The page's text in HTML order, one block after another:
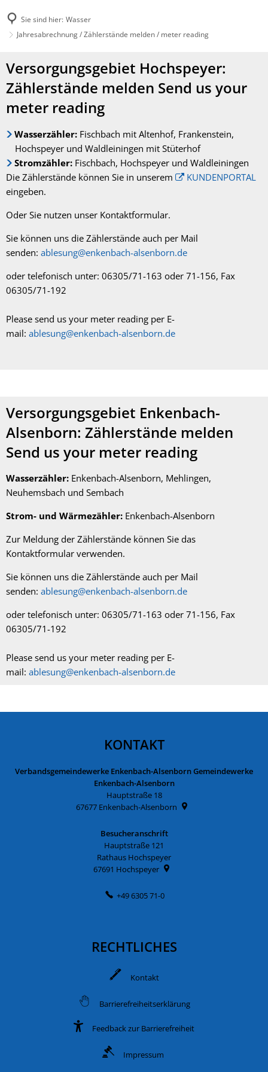
Sie sind hier: Wasser
Jahresabrechnung / Zählerstände melden / meter reading
Jahresabrechnung
Zählerstände
meter
reading
Versorgungsgebiet Hochspeyer:
Zählerstände melden Send us your
meter reading
Wasserzähler: Fischbach mit Altenhof, Frankenstein,
Hochspeyer und Waldleiningen mit Stüterhof
Stromzähler: Fischbach, Hochspeyer und Waldleiningen
Die Zählerstände können Sie in unserem
KUNDENPORTAL
eingeben.
Oder Sie nutzen unser Kontaktformular.
Sie können uns die Zählerstände auch per Mail
senden: ablesung@enkenbach-alsenborn.de
oder telefonisch unter: 06305/71-163 oder 71-156, Fax
06305/71-192
Please send us your meter reading per E-
mail: ablesung@enkenbach-alsenborn.de
Versorgungsgebiet Enkenbach-
Alsenborn: Zählerstände melden
Send us your meter reading
Wasserzähler: Enkenbach-Alsenborn, Mehlingen,
Neuhemsbach und Sembach
Strom- und Wärmezähler: Enkenbach-Alsenborn
Zur Meldung der Zählerstände können Sie das
Kontaktformular verwenden.
Sie können uns die Zählerstände auch per Mail
senden: ablesung@enkenbach-alsenborn.de
oder telefonisch unter: 06305/71-163 oder 71-156, Fax
06305/71-192
Please send us your meter reading per E-
mail: ablesung@enkenbach-alsenborn.de
KONTAKT
Verbandsgemeindewerke Enkenbach-Alsenborn Gemeindewerke
Enkenbach-Alsenborn
Hauptstraße 18
67677 Enkenbach-Alsenborn
Besucheranschrift
Hauptstraße 121
Rathaus Hochspeyer
67691 Hochspeyer
+49 6305 71-0
RECHTLICHES
Kontakt
Barrierefreiheitserklärung
Feedback zur Barrierefreiheit
Impressum